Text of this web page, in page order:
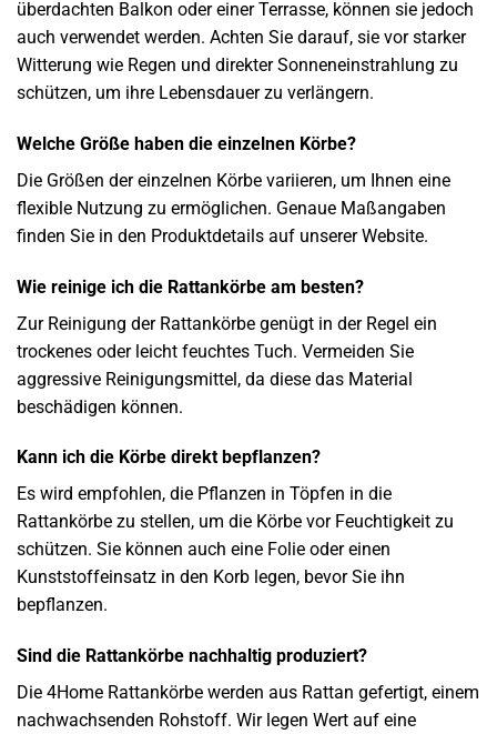
überdachten Balkon oder einer Terrasse, können sie jedoch
auch verwendet werden. Achten Sie darauf, sie vor starker
Witterung wie Regen und direkter Sonneneinstrahlung zu
schützen, um ihre Lebensdauer zu verlängern.
Welche Größe haben die einzelnen Körbe?
Die Größen der einzelnen Körbe variieren, um Ihnen eine
flexible Nutzung zu ermöglichen. Genaue Maßangaben
finden Sie in den Produktdetails auf unserer Website.
Wie reinige ich die Rattankörbe am besten?
Zur Reinigung der Rattankörbe genügt in der Regel ein
trockenes oder leicht feuchtes Tuch. Vermeiden Sie
aggressive Reinigungsmittel, da diese das Material
beschädigen können.
Kann ich die Körbe direkt bepflanzen?
Es wird empfohlen, die Pflanzen in Töpfen in die
Rattankörbe zu stellen, um die Körbe vor Feuchtigkeit zu
schützen. Sie können auch eine Folie oder einen
Kunststoffeinsatz in den Korb legen, bevor Sie ihn
bepflanzen.
Sind die Rattankörbe nachhaltig produziert?
Die 4Home Rattankörbe werden aus Rattan gefertigt, einem
nachwachsenden Rohstoff. Wir legen Wert auf eine